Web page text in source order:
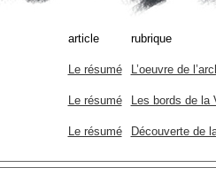
article rubrique
Le résumé L’oeuvre de
Le résumé Les bords de la
Le résumé Découverte de